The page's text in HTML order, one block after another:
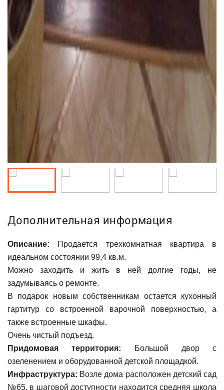
Дополнительная информация
Описание: Продается трехкомнатная квартира в
идеальном состоянии 99,4 кв.м.
Можно заходить и жить в ней долгие годы, не
задумываясь о ремонте.
В подарок новым собственникам остается кухонный
гартитур со встроенной варочной поверхностью, а
также встроенные шкафы.
Очень чистый подъезд.
Придомовая территория: Большой двор с
озеленением и оборудованной детской площадкой.
Инфраструктура: Возле дома расположен детский сад
№65, в шаговой доступности находится средняя школа